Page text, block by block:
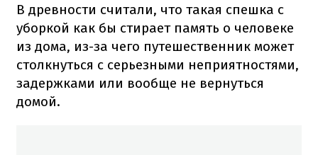
В древности считали, что такая спешка с
уборкой как бы стирает память о человеке
из дома, из-за чего путешественник может
столкнуться с серьезными неприятностями,
задержками или вообще не вернуться
домой.